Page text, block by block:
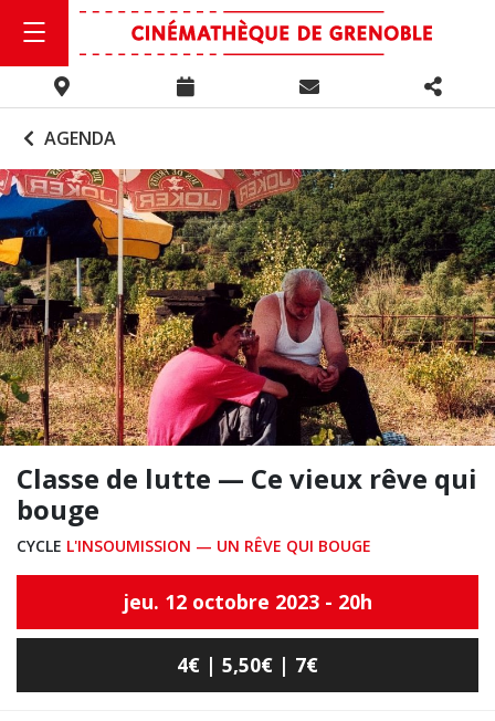
AGENDA
Classe de lutte — Ce vieux rêve qui
bouge
CYCLE L'INSOUMISSION — UN RÊVE QUI BOUGE
jeu. 12 octobre 2023 - 20h
4€ | 5,50€ | 7€